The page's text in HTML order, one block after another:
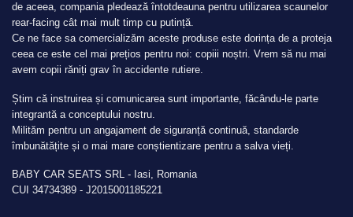
de aceea, compania pledează întotdeauna pentru utilizarea scaunelor
rear-facing cât mai mult timp cu putință.
Ce ne face sa comercializăm aceste produse este dorința de a proteja
ceea ce este cel mai prețios pentru noi: copiii noștri. Vrem să nu mai
avem copii răniți grav în accidente rutiere.
Știm că instruirea și comunicarea sunt importante, făcându-le parte
integrantă a conceptului nostru.
Milităm pentru un angajament de siguranță continuă, standarde
îmbunătățite și o mai mare conștientizare pentru a salva vieți.
BABY CAR SEATS SRL - Iasi, Romania
CUI 34734389 - J2015001185221